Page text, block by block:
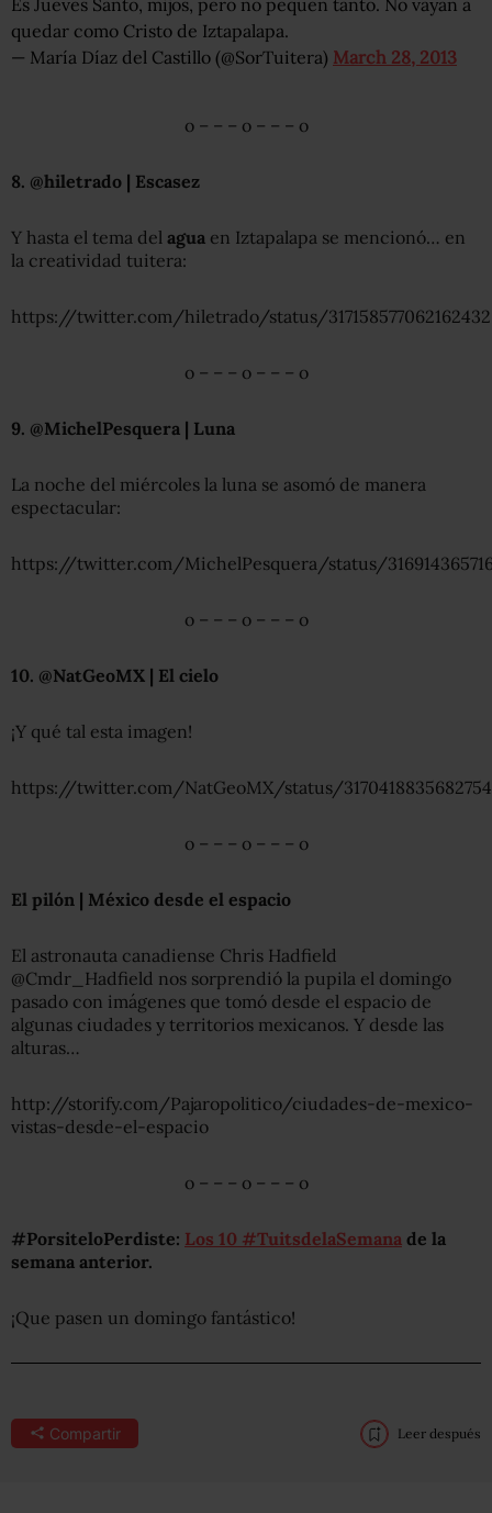
quedar como Cristo de Iztapalapa.
— María Díaz del Castillo (@SorTuitera) March 28, 2013
o – – – o – – – o
8. @hiletrado | Escasez
Y hasta el tema del agua en Iztapalapa se mencionó… en
la creatividad tuitera:
https://twitter.com/hiletrado/status/317158577062162432
o – – – o – – – o
9. @MichelPesquera | Luna
La noche del miércoles la luna se asomó de manera
espectacular:
https://twitter.com/MichelPesquera/status/
o – – – o – – – o
10. @NatGeoMX | El cielo
¡Y qué tal esta imagen!
https://twitter.com/NatGeoMX/status/
o – – – o – – – o
El pilón | México desde el espacio
El astronauta canadiense Chris Hadfield
@Cmdr_Hadfield nos sorprendió la pupila el domingo
pasado con imágenes que tomó desde el espacio de
algunas ciudades y territorios mexicanos. Y desde las
alturas…
http://storify.com/Pajaropolitico/ciudades-de-mexico-
vistas-desde-el-espacio
o – – – o – – – o
#PorsiteloPerdiste: Los 10 #TuitsdelaSemana de la
semana anterior.
¡Que pasen un domingo fantástico!
Compartir Leer después